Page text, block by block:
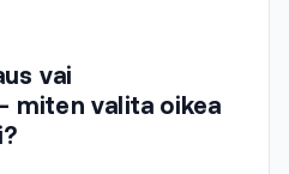
vai
miten valita oikea